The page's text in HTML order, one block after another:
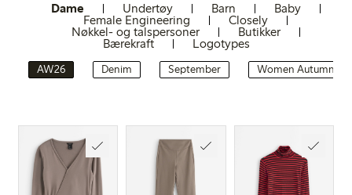
Dame
AW26 Denim September Women Autumn
Undertøy Barn Baby
Female Engineering Closely
Nøkkel- og talspersoner Butikker
Bærekraft Logotypes